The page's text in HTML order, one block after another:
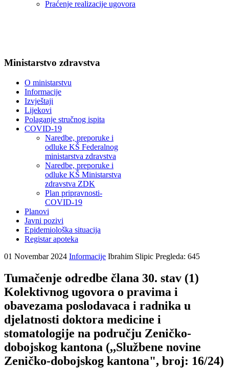
Praćenje realizacije ugovora
Ministarstvo zdravstva
O ministarstvu
Informacije
Izvještaji
Lijekovi
Polaganje stručnog ispita
COVID-19
Naredbe, preporuke i
odluke KŠ Federalnog
ministarstva zdravstva
Naredbe, preporuke i
odluke KŠ Ministarstva
zdravstva ZDK
Plan pripravnosti-
COVID-19
Planovi
Javni pozivi
Epidemiološka situacija
Registar apoteka
01 Novembar 2024 Informacije Ibrahim Slipic Pregleda: 645
Tumačenje odredbe člana 30. stav (1)
Kolektivnog ugovora o pravima i
obavezama poslodavaca i radnika u
djelatnosti doktora medicine i
stomatologije na području Zeničko-
dobojskog kantona (,,Službene novine
Zeničko-dobojskog kantona", broj: 16/24)